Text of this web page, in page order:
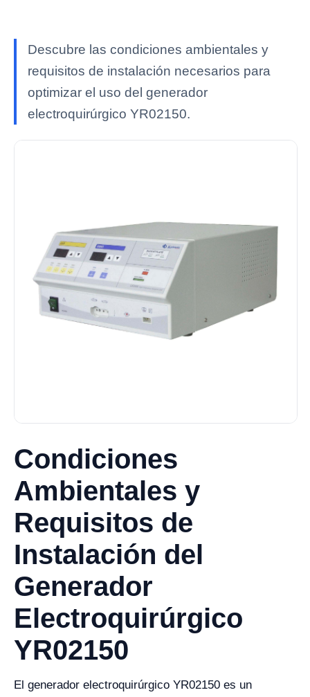
Descubre las condiciones ambientales y
requisitos de instalación necesarios para
optimizar el uso del generador
electroquirúrgico YR02150.
Condiciones
Ambientales y
Requisitos de
Instalación del
Generador
Electroquirúrgico
YR02150
El generador electroquirúrgico YR02150 es un